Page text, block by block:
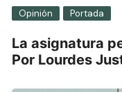
Opinión Portada
La asignatura
Por Lourdes